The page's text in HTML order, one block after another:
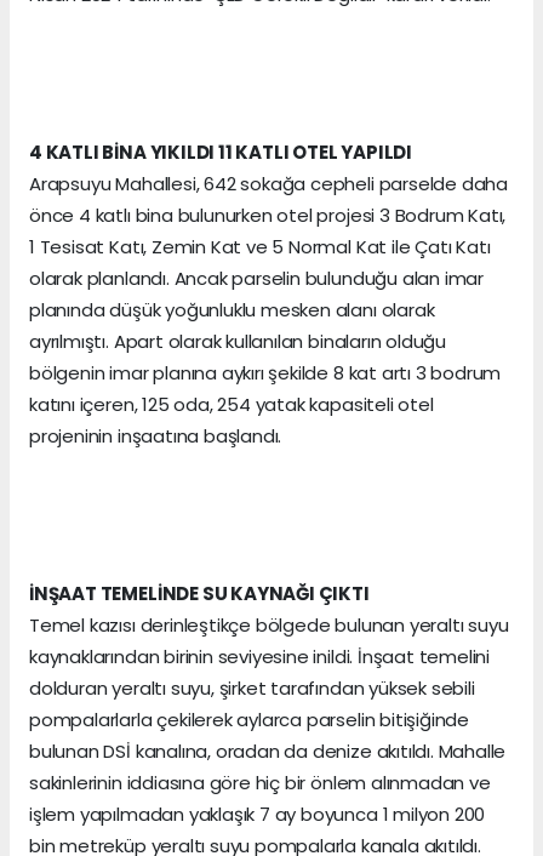
4 KATLI BİNA YIKILDI 11 KATLI OTEL YAPILDI
Arapsuyu Mahallesi, 642 sokağa cepheli parselde daha
önce 4 katlı bina bulunurken otel projesi 3 Bodrum Katı,
1 Tesisat Katı, Zemin Kat ve 5 Normal Kat ile Çatı Katı
olarak planlandı. Ancak parselin bulunduğu alan imar
planında düşük yoğunluklu mesken alanı olarak
ayrılmıştı. Apart olarak kullanılan binaların olduğu
bölgenin imar planına aykırı şekilde 8 kat artı 3 bodrum
katını içeren, 125 oda, 254 yatak kapasiteli otel
projeninin inşaatına başlandı.
İNŞAAT TEMELİNDE SU KAYNAĞI ÇIKTI
Temel kazısı derinleştikçe bölgede bulunan yeraltı suyu
kaynaklarından birinin seviyesine inildi. İnşaat temelini
dolduran yeraltı suyu, şirket tarafından yüksek sebili
pompalarlarla çekilerek aylarca parselin bitişiğinde
bulunan DSİ kanalına, oradan da denize akıtıldı. Mahalle
sakinlerinin iddiasına göre hiç bir önlem alınmadan ve
işlem yapılmadan yaklaşık 7 ay boyunca 1 milyon 200
bin metreküp yeraltı suyu pompalarla kanala akıtıldı.